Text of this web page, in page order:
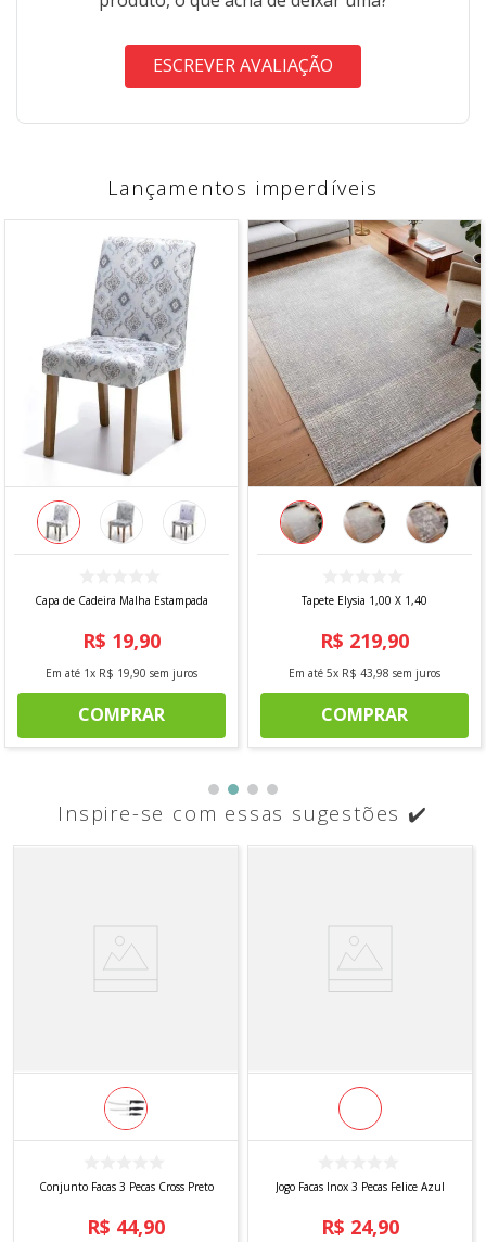
ESCREVER AVALIAÇÃO
Lançamentos imperdíveis
Capa de Cadeira Malha Estampada
R$ 19,90
Em até 1x R$ 19,90 sem juros
COMPRAR
Tapete Elysia 1,00 X 1,40
R$ 219,90
Em até 5x R$ 43,98 sem juros
COMPRAR
Inspire-se com essas sugestões ✔️
Conjunto Facas 3 Pecas Cross Preto
R$ 44,90
Jogo Facas Inox 3 Pecas Felice Azul
R$ 24,90